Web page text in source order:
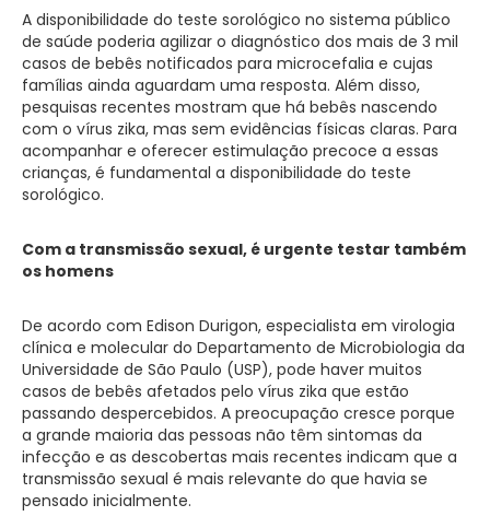
A disponibilidade do teste sorológico no sistema público
de saúde poderia agilizar o diagnóstico dos mais de 3 mil
casos de bebês notificados para microcefalia e cujas
famílias ainda aguardam uma resposta. Além disso,
pesquisas recentes mostram que há bebês nascendo
com o vírus zika, mas sem evidências físicas claras. Para
acompanhar e oferecer estimulação precoce a essas
crianças, é fundamental a disponibilidade do teste
sorológico.
Com a transmissão sexual, é urgente testar também
os homens
De acordo com Edison Durigon, especialista em virologia
clínica e molecular do Departamento de Microbiologia da
Universidade de São Paulo (USP), pode haver muitos
casos de bebês afetados pelo vírus zika que estão
passando despercebidos. A preocupação cresce porque
a grande maioria das pessoas não têm sintomas da
infecção e as descobertas mais recentes indicam que a
transmissão sexual é mais relevante do que havia se
pensado inicialmente.